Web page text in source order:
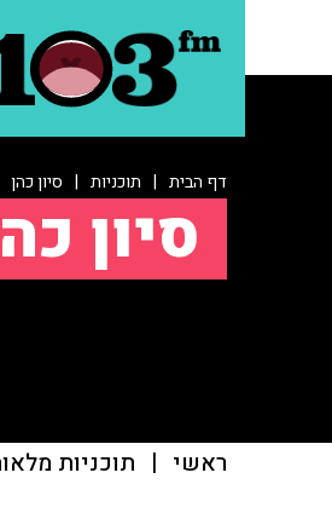
דף הבית | תוכניות | סיון כהן
סיון
ראשי | תוכניות